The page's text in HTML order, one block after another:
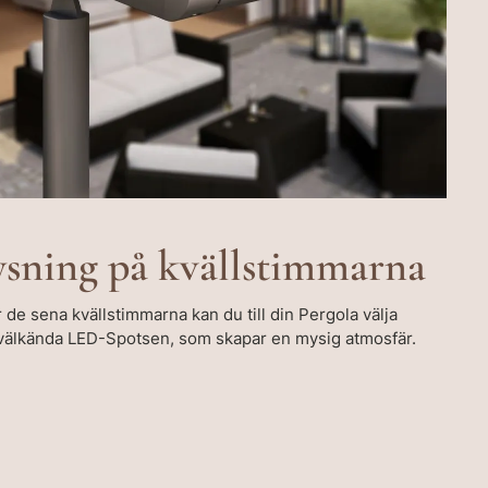
på kvällstimmarna
sena kvällstimmarna kan du till din Pergola välja
LED-Spotsen, som skapar en mysig atmosfär.